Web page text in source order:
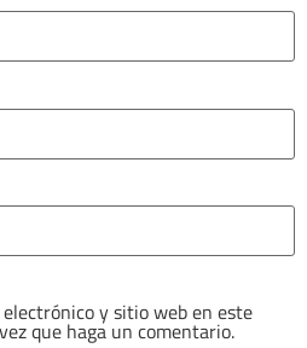
y sitio web en este
que haga un comentario.